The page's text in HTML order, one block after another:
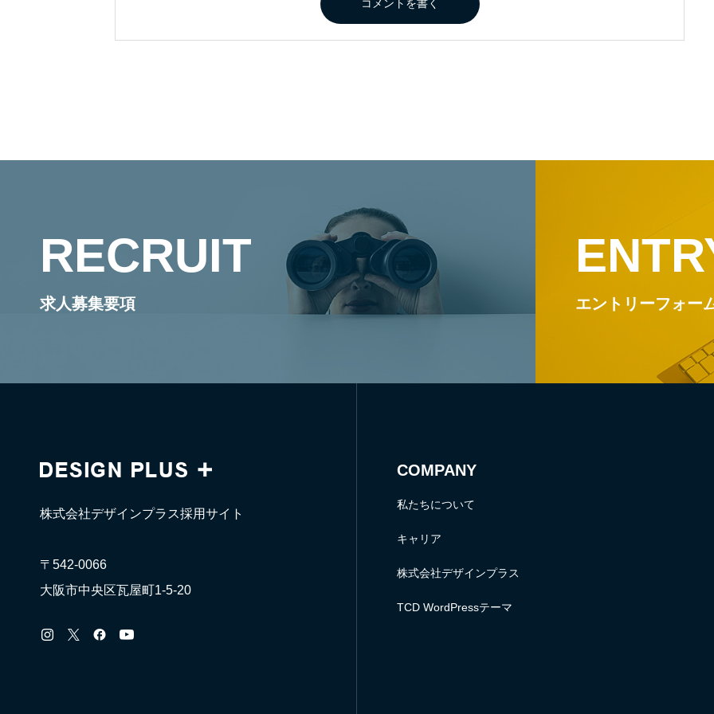
RECRUIT
求人募集要項 エントリーフォー
株式会社デザインプラス採用サイト
〒542-0066
大阪市中央区瓦屋町1-5-20
COMPANY
私たちについて
キャリア
株式会社デザインプラス
TCD WordPressテーマ